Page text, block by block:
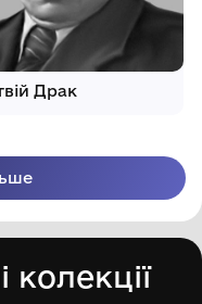
Драк
колекції